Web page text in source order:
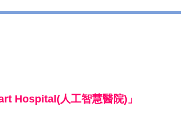
Hospital(人工智慧醫院)」